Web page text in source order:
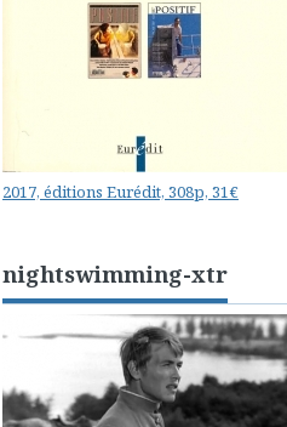
2017, éditions Eurédit, 308p, 31€
nightswimming-xtr